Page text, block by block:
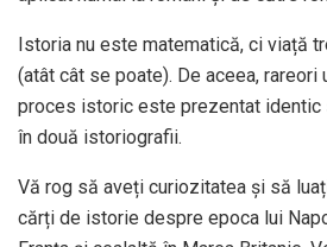
Istoria nu este matematică, ci viață
(atât cât se poate). De aceea, rareori
proces istoric este prezentat identic
în două istoriografii.
Vă rog să aveți curiozitatea și să
cărți de istorie despre epoca lui